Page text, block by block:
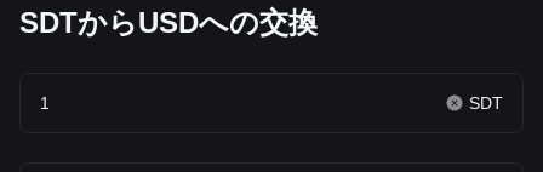
SDTからUSDへの交換
SDT